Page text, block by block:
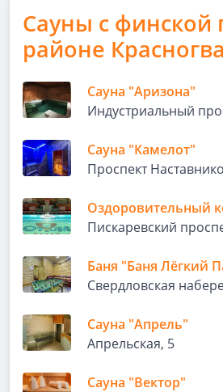
Сауны с финской
районе
Сауна "Аризона"
Индустриальный
Сауна "Камелот"
Проспект
Оздоровительный
Пискаревский
Баня "Баня Лёгкий
Свердловская
Сауна "Апрель"
Апрельская, 5
Сауна "Вектор"